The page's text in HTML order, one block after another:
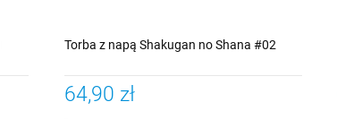
Torba z napą Shakugan no Shana #02
64,90 zł